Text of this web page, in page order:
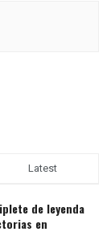
Latest
de leyenda
en